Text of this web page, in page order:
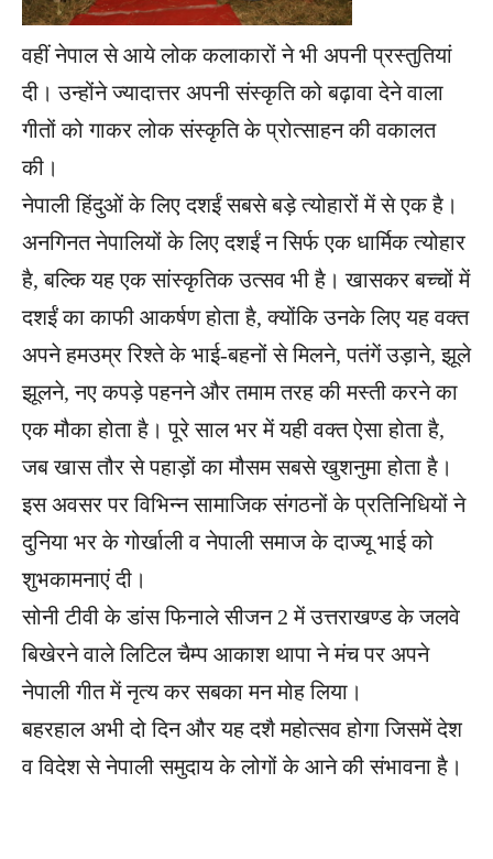
वहीं नेपाल से आये लोक कलाकारों ने भी अपनी प्रस्तुतियां
दी। उन्होंने ज्यादात्तर अपनी संस्कृति को बढ़ावा देने वाला
गीतों को गाकर लोक संस्कृति के प्रोत्साहन की वकालत
की।
नेपाली हिंदुओं के लिए दशईं सबसे बड़े त्योहारों में से एक है।
अनगिनत नेपालियों के लिए दशईं न सिर्फ एक धार्मिक त्योहार
है, बल्कि यह एक सांस्कृतिक उत्सव भी है। खासकर बच्चों में
दशईं का काफी आकर्षण होता है, क्योंकि उनके लिए यह वक्त
अपने हमउम्र रिश्ते के भाई-बहनों से मिलने, पतंगें उड़ाने, झूले
झूलने, नए कपड़े पहनने और तमाम तरह की मस्ती करने का
एक मौका होता है। पूरे साल भर में यही वक्त ऐसा होता है,
जब खास तौर से पहाड़ों का मौसम सबसे खुशनुमा होता है।
इस अवसर पर विभिन्न सामाजिक संगठनों के प्रतिनिधियों ने
दुनिया भर के गोर्खाली व नेपाली समाज के दाज्यू भाई को
शुभकामनाएं दी।
सोनी टीवी के डांस फिनाले सीजन 2 में उत्तराखण्ड के जलवे
बिखेरने वाले लिटिल चैम्प आकाश थापा ने मंच पर अपने
नेपाली गीत में नृत्य कर सबका मन मोह लिया।
बहरहाल अभी दो दिन और यह दशै महोत्सव होगा जिसमें देश
व विदेश से नेपाली समुदाय के लोगों के आने की संभावना है।